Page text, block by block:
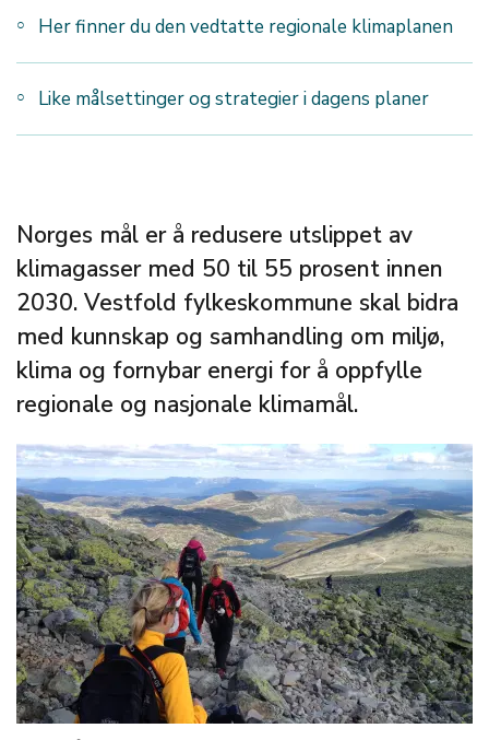
Her finner du den vedtatte regionale klimaplanen
Like målsettinger og strategier i dagens planer
Norges mål er å redusere utslippet av
klimagasser med 50 til 55 prosent innen
2030. Vestfold fylkeskommune skal bidra
med kunnskap og samhandling om miljø,
klima og fornybar energi for å oppfylle
regionale og nasjonale klimamål.